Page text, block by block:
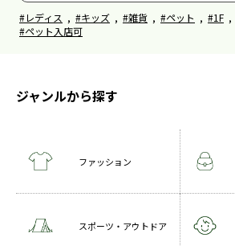
#レディス , #キッズ , #雑貨 , #ペット , #1F ,
#ペット入店可
ジャンルから探す
ファッション
スポーツ・アウトドア